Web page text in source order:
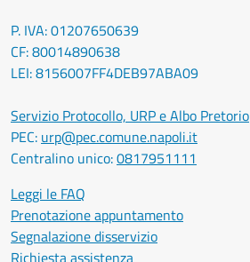
P. IVA: 01207650639
CF: 80014890638
LEI: 8156007FF4DEB97ABA09
Servizio Protocollo, URP e Albo Pretorio
PEC: urp@pec.comune.napoli.it
Centralino unico:0817951111
Leggi le FAQ
Prenotazione appuntamento
Segnalazione disservizio